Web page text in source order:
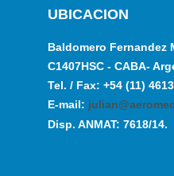
UBICACION
Baldomero Fernandez
C1407HSC - CABA-
Tel. / Fax: +54 (11)
E-mail:
Disp. ANMAT: 7618/14.